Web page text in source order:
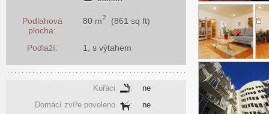
Podlahová
plocha:
80 m2 (861 sq ft)
Podlaží: 1, s výtahem
Kuřáci :
ne
Domácí zvíře povoleno
:
ne